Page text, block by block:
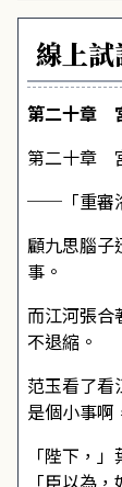
線上試
第二十章
第二十章
──「重審
顧九思腦子
事。
而江河張合
不退縮。
范玉看了看
是個小事啊
「陛下，
「臣以為